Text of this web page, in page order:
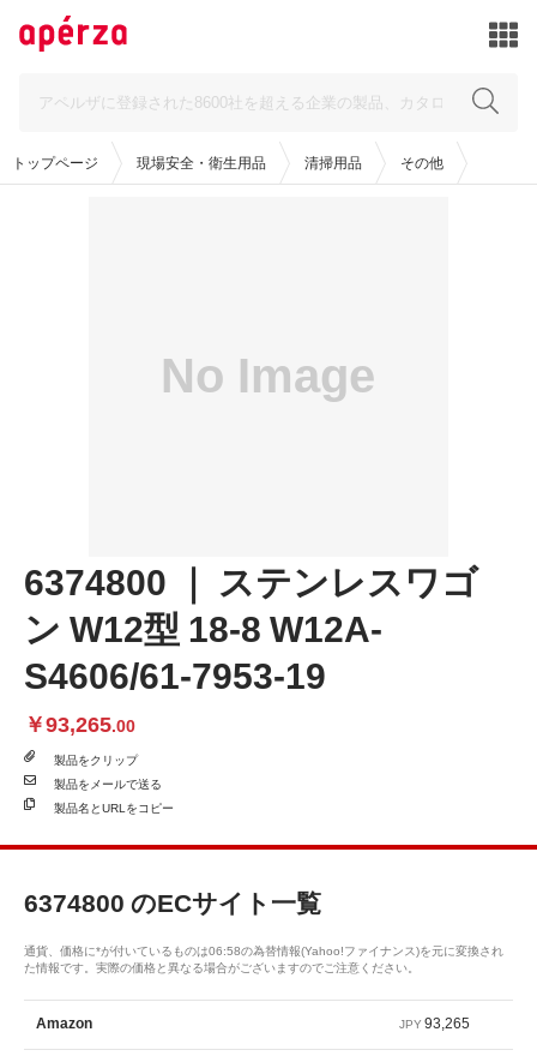
トップページ 現場安全・衛生用品 清掃用品 その他
6374800 ｜ ステンレスワゴ
ン W12型 18-8 W12A-
S4606/61-7953-19
￥93,265.00
製品をクリップ
製品を メールで送る
製品名とURLをコピー
6374800のECサイト一覧
通貨、価格に*が付いているものは06:58の為替情報(Yahoo!ファイナンス)を元に変換され
た情報です。実際の価格と異なる場合がございますのでご注意ください。
Amazon JPY 93,265